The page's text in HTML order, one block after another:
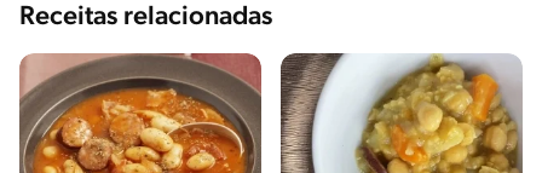
Receitas relacionadas